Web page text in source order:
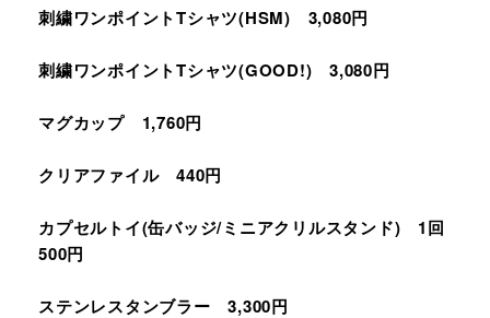
刺繍ワンポイントTシャツ(HSM) 3,080円
刺繍ワンポイントTシャツ(GOOD!) 3,080円
マグカップ 1,760円
クリアファイル 440円
カプセルトイ(缶バッジ/ミニアクリルスタンド) 1回
500円
ステンレスタンブラー 3,300円